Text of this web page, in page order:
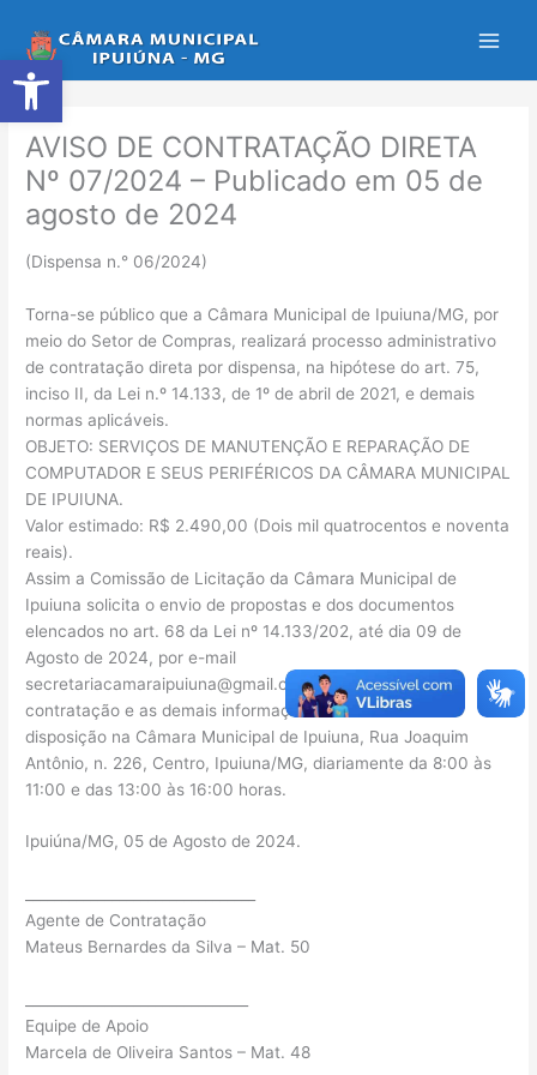
Abrir a barra de ferramentas
para
o
conteúdo
AVISO DE CONTRATAÇÃO DIRETA
Nº 07/2024 – Publicado em 05 de
agosto de 2024
(Dispensa n.° 06/2024)
Torna-se público que a Câmara Municipal de Ipuiuna/MG, por
meio do Setor de Compras, realizará processo administrativo
de contratação direta por dispensa, na hipótese do art. 75,
inciso II, da Lei n.º 14.133, de 1º de abril de 2021, e demais
normas aplicáveis.
OBJETO: SERVIÇOS DE MANUTENÇÃO E REPARAÇÃO DE
COMPUTADOR E SEUS PERIFÉRICOS DA CÂMARA MUNICIPAL
DE IPUIUNA.
Valor estimado: R$ 2.490,00 (Dois mil quatrocentos e noventa
reais).
Assim a Comissão de Licitação da Câmara Municipal de
Ipuiuna solicita o envio de propostas e dos documentos
elencados no art. 68 da Lei nº 14.133/202, até dia 09 de
Agosto de 2024, por e-mail
secretariacamaraipuiuna@gmail.com. As condições de
contratação e as demais informações encontram-se à
disposição na Câmara Municipal de Ipuiuna, Rua Joaquim
Antônio, n. 226, Centro, Ipuiuna/MG, diariamente da 8:00 às
11:00 e das 13:00 às 16:00 horas.
Ipuiúna/MG, 05 de Agosto de 2024.
Agente de Contratação
Mateus Bernardes da Silva – Mat. 50
Equipe de Apoio
Marcela de Oliveira Santos – Mat. 48